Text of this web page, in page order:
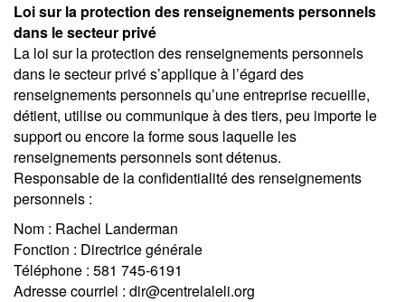
Loi sur la protection des renseignements personnels
dans le secteur privé
La loi sur la protection des renseignements personnels
dans le secteur privé s’applique à l’égard des
renseignements personnels qu’une entreprise recueille,
détient, utilise ou communique à des tiers, peu importe le
support ou encore la forme sous laquelle les
renseignements personnels sont détenus.
Responsable de la confidentialité des renseignements
personnels :
Nom : Rachel Landerman
Fonction : Directrice générale
Téléphone : 581 745-6191
Adresse courriel : dir@centrelaleli.org